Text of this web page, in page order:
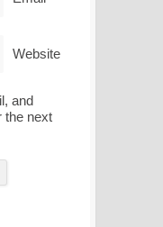
Website
and
the next